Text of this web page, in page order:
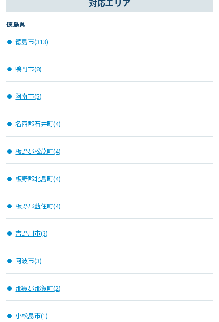
対応エリア
徳島県
徳島市(313)
鳴門市(8)
阿南市(5)
名西郡石井町(4)
板野郡松茂町(4)
板野郡北島町(4)
板野郡藍住町(4)
吉野川市(3)
阿波市(3)
那賀郡那賀町(2)
小松島市(1)